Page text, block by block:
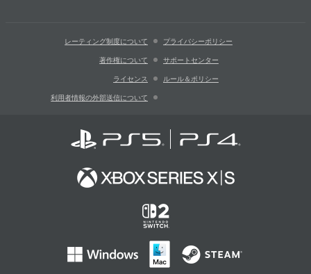
レーティング制度について プライバシーポリシー
著作権について サポートセンター
ライセンス ルール＆ポリシー
利用者情報の外部送信について